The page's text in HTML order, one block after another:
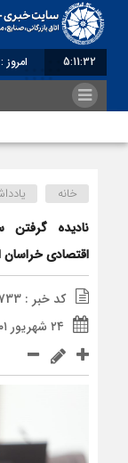
5:11:33 امروز :
خانه
نادیده گرفتن
اقتصادی
کد خبر : 2733
۲۴ شهریور ۱۴۰۱ - ۹:۵۹